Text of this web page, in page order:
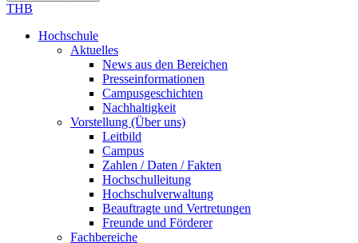
THB
Hochschule
Aktuelles
News aus den Bereichen
Presseinformationen
Campusgeschichten
Nachhaltigkeit
Vorstellung (Über uns)
Leitbild
Campus
Zahlen / Daten / Fakten
Hochschulleitung
Hochschulverwaltung
Beauftragte und Vertretungen
Freunde und Förderer
Fachbereiche